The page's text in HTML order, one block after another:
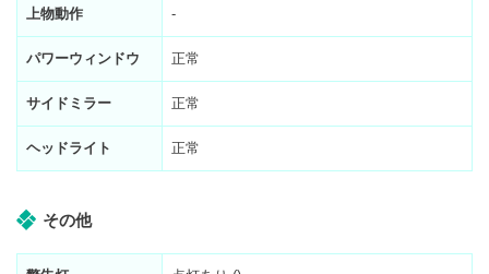
上物動作 -
パワーウィンドウ 正常
サイドミラー 正常
ヘッドライト 正常
その他